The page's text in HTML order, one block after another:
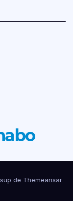
de Themeansar